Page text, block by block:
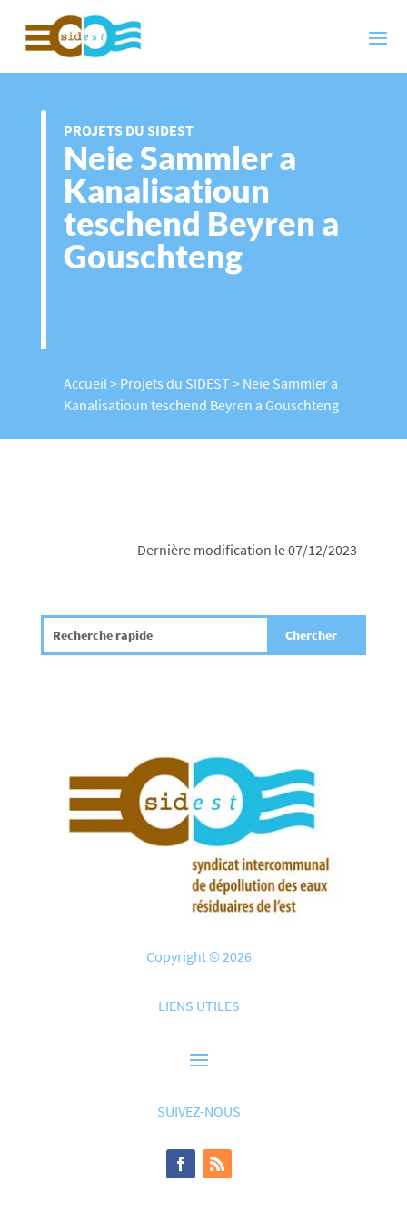
PROJETS DU SIDEST
Neie Sammler a
Kanalisatioun
teschend Beyren a
Gouschteng
Accueil> Projets du SIDEST > Neie Sammler a
Kanalisatioun teschend Beyren a Gouschteng
Dernière modification le 07/12/2023
Copyright © 2026
LIENS UTILES
SUIVEZ-NOUS